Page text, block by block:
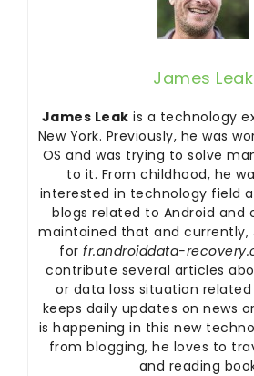
James Leak
James Leak is a technology
New York. Previously, he was
OS and was trying to solve
to it. From childhood, he
interested in technology field
blogs related to Android and
maintained that and currently,
for fr.androiddata-
contribute several articles
or data loss situation related
keeps daily updates on news
is happening in this new
from blogging, he loves to
and reading